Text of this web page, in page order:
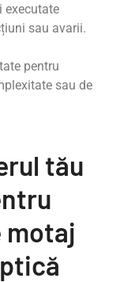
executate
sau avarii.
pentru
sau de
tău
motaj